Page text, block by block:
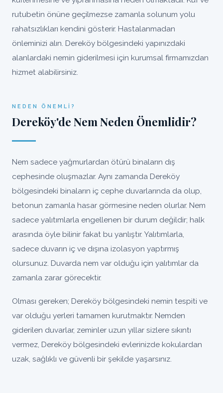
rutubetin önüne geçilmezse zamanla solunum yolu
rahatsızlıkları kendini gösterir. Hastalanmadan
önleminizi alın. Dereköy bölgesindeki yapınızdaki
alanlardaki nemin giderilmesi için kurumsal firmamızdan
hizmet alabilirsiniz.
NEDEN ÖNEMLI?
Dereköy'de Nem Neden Önemlidir?
Nem sadece yağmurlardan ötürü binaların dış
cephesinde oluşmazlar. Aynı zamanda Dereköy
bölgesindeki binaların iç cephe duvarlarında da olup,
betonun zamanla hasar görmesine neden olurlar. Nem
sadece yalıtımlarla engellenen bir durum değildir; halk
arasında öyle bilinir fakat bu yanlıştır. Yalıtımlarla,
sadece duvarın iç ve dışına izolasyon yaptırmış
olursunuz. Duvarda nem var olduğu için yalıtımlar da
zamanla zarar görecektir.
Olması gereken; Dereköy bölgesindeki nemin tespiti ve
var olduğu yerleri tamamen kurutmaktır. Nemden
giderilen duvarlar, zeminler uzun yıllar sizlere sıkıntı
vermez, Dereköy bölgesindeki evlerinizde kokulardan
uzak, sağlıklı ve güvenli bir şekilde yaşarsınız.